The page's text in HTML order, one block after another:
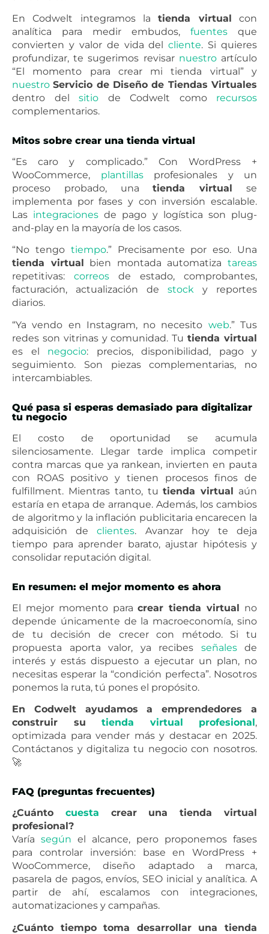
En Codwelt integramos latienda virtual con
analítica para medir embudos, fuentes que
convierten y valor de vida delcliente. Si quieres
profundizar, te sugerimos revisar nuestroartículo
“El momento para crear mi tienda virtual” y
nuestro Servicio de Diseño de Tiendas Virtuales
dentro del sitio de Codwelt como recursos
complementarios.
Mitos sobre crear una tienda virtual
“Es caro y complicado.” Con WordPress +
WooCommerce, plantillasprofesionales y un
proceso probado, unatienda virtual se
implementa por fases y con inversión escalable.
Las integraciones de pago y logística son plug-
and-play en la mayoría de los casos.
“No tengo tiempo.” Precisamente por eso. Una
tienda virtual
bien montada automatizatareas
repetitivas: correos de estado, comprobantes,
facturación, actualización de stock y reportes
diarios.
“Ya vendo en Instagram, no necesito web.” Tus
redes son vitrinas y comunidad. Tutienda virtual
es el negocio: precios, disponibilidad, pago y
seguimiento. Son piezas complementarias, no
intercambiables.
Qué pasa si esperas demasiado para digitalizar
tu negocio
El costo de oportunidad se acumula
silenciosamente. Llegar tarde implica competir
contra marcas que ya rankean, invierten en pauta
con ROAS positivo y tienen procesos finos de
fulfillment. Mientras tanto, tutienda virtual aún
estaría en etapa de arranque. Además, los cambios
de algoritmo y la inflación publicitaria encarecen la
adquisición declientes. Avanzar hoy te deja
tiempo para aprender barato, ajustar hipótesis y
consolidar reputación digital.
En resumen: el mejor momento es ahora
El mejor momento paracrear tienda virtual no
depende únicamente de la macroeconomía, sino
de tu decisión de crecer con método. Si tu
propuesta aporta valor, ya recibes señalesde
interés y estás dispuesto a ejecutar un plan, no
necesitas esperar la “condición perfecta”. Nosotros
ponemos la ruta, tú pones el propósito.
En Codwelt ayudamos a emprendedores a
construir su tienda virtual profesional,
optimizada para vender más y destacar en 2025.
Contáctanos y digitaliza tu negocio con nosotros.
🚀
FAQ (preguntas frecuentes)
¿Cuánto cuesta crear una tienda virtual
profesional?
Varía según el alcance, pero proponemos fases
para controlar inversión: base en WordPress +
WooCommerce, diseño adaptado a marca,
pasarela de pagos, envíos, SEO inicial y analítica. A
partir de ahí, escalamos con integraciones,
automatizaciones y campañas.
¿Cuánto tiempo toma desarrollar una tienda